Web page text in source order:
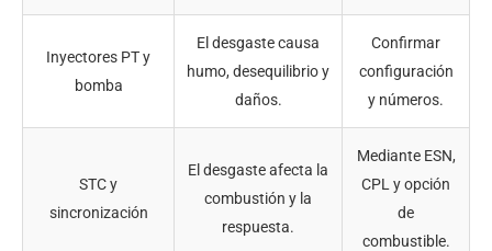
Inyectores PT y
bomba
El desgaste causa
humo, desequilibrio y
daños.
Confirmar
configuración
y números.
STC y
sincronización
El desgaste afecta la
combustión y la
respuesta.
Mediante ESN,
CPL y opción
de
combustible.